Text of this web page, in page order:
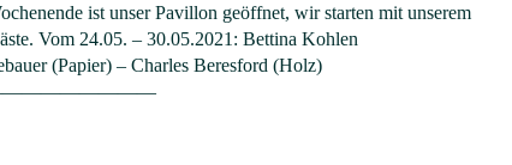
ist unser Pavillon geöffnet, wir starten mit unserem
Vom 24.05. – 30.05.2021: Bettina Kohlen
(Papier) – Charles Beresford (Holz)